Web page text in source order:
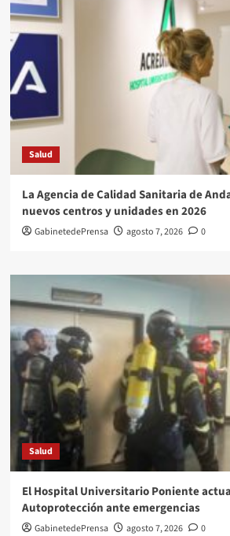
Salud
La Agencia de Calidad Sanitaria de
nuevos centros y unidades en 2026
GabinetedePrensa agosto 7, 2026 0
Salud
El Hospital Universitario Poniente
Autoprotección ante emergencias
GabinetedePrensa agosto 7, 2026 0